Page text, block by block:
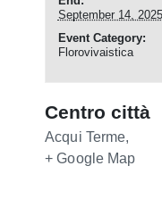
September 14,
Event Category:
Florovivaistica
Centro città
Acqui Terme,
+ Google Map